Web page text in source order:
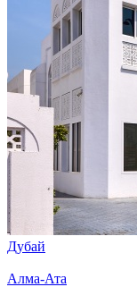
Дубай
Алма-Ата